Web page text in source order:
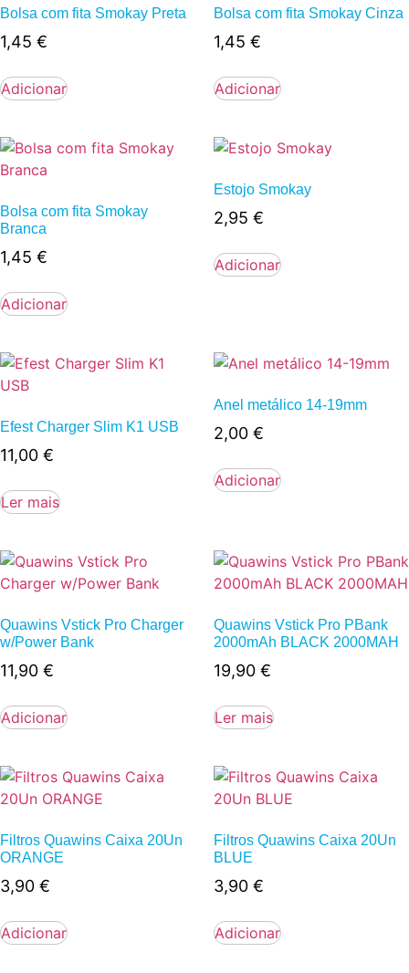
Bolsa com fita Smokay Preta
1,45 €
Adicionar
Bolsa com fita Smokay Cinza
1,45 €
Adicionar
Bolsa com fita Smokay
Branca
1,45 €
Adicionar
Estojo Smokay
2,95 €
Adicionar
Efest Charger Slim K1 USB
11,00 €
Ler mais
Anel metálico 14-19mm
2,00 €
Adicionar
Quawins Vstick Pro Charger
w/Power Bank
11,90 €
Adicionar
Quawins Vstick Pro PBank
2000mAh BLACK 2000MAH
19,90 €
Ler mais
Filtros Quawins Caixa 20Un
ORANGE
3,90 €
Adicionar
Filtros Quawins Caixa 20Un
BLUE
3,90 €
Adicionar